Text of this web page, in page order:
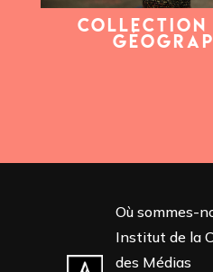
Où sommes-
Institut de la
des Médias